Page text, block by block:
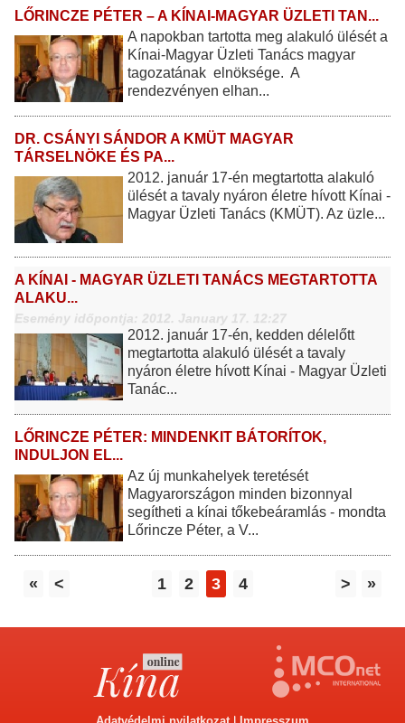
LŐRINCZE PÉTER – A KÍNAI-MAGYAR ÜZLETI TAN...
A napokban tartotta meg alakuló ülését a
Kínai-Magyar Üzleti Tanács magyar
tagozatának elnöksége. A
rendezvényen elhan...
DR. CSÁNYI SÁNDOR A KMÜT MAGYAR
TÁRSELNÖKE ÉS PA...
2012. január 17-én megtartotta alakuló
ülését a tavaly nyáron életre hívott Kínai -
Magyar Üzleti Tanács (KMÜT). Az üzle...
A KÍNAI - MAGYAR ÜZLETI TANÁCS MEGTARTOTTA
ALAKU...
Esemény időpontja: 2012. January 17. 12:27
2012. január 17-én, kedden délelőtt
megtartotta alakuló ülését a tavaly
nyáron életre hívott Kínai - Magyar Üzleti
Tanác...
LŐRINCZE PÉTER: MINDENKIT BÁTORÍTOK,
INDULJON EL...
Az új munkahelyek teretését
Magyarországon minden bizonnyal
segítheti a kínai tőkebeáramlás - mondta
Lőrincze Péter, a V...
« < 1 2 3 4 > »